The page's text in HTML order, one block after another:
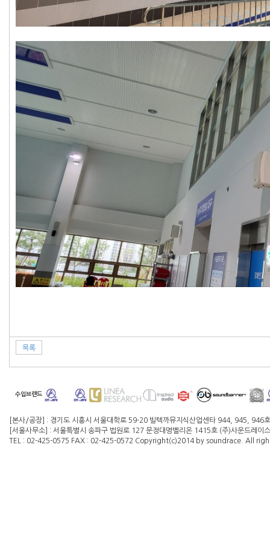
목록
수입브랜드
[본사/공장] : 경기도 시흥시 서울대학로 59-20 빌텍까뮤지식산업센타 944, 945, 946호
[서울사무소] : 서울특별시 송파구 법원로 127 문정대명벨리온 1415호 (주)사운드레
TEL : 02-425-0575 FAX : 02-425-0572 Copyright(c)2014 by soundrace. All